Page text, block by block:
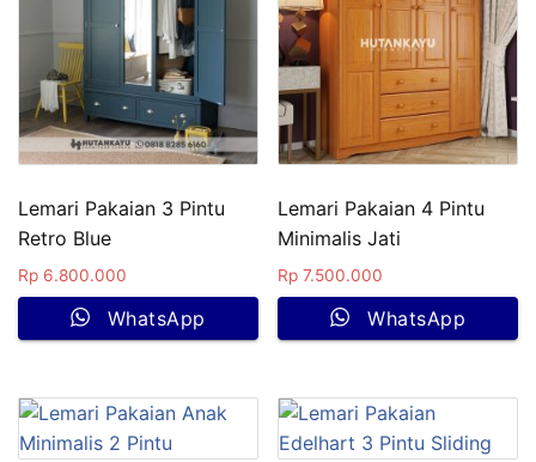
Lemari Pakaian 3 Pintu
Retro Blue
Rp 6.800.000
WhatsApp
Lemari Pakaian 4 Pintu
Minimalis Jati
Rp 7.500.000
WhatsApp